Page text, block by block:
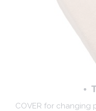
•
COVER for changing